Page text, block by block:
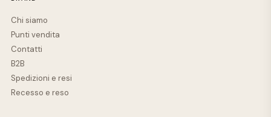
Chi siamo
Punti vendita
Contatti
B2B
Spedizioni e resi
Recesso e reso